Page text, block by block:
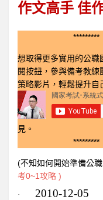
作文高手 佳
*********
想取得更多實用的公職
閱按鈕，參與備考教
策略影片，輕鬆提升自
見。
*********
(不知如何開始準備公職
考0~1攻略 )
· 2010-12-05